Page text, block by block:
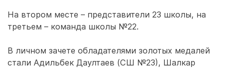
На втором месте – представители 23 школы, на
третьем – команда школы №22.
В личном зачете обладателями золотых медалей
стали Адильбек Даултаев (СШ №23), Шалкар